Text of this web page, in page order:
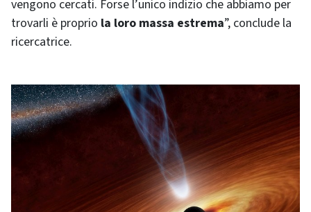
vengono cercati. Forse l’unico indizio che abbiamo per
trovarli è proprio la loro massa estrema”, conclude la
ricercatrice.